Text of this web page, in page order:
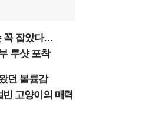
꼭 잡았다…
투샷 포착
던 볼륨감
고양이의 매력